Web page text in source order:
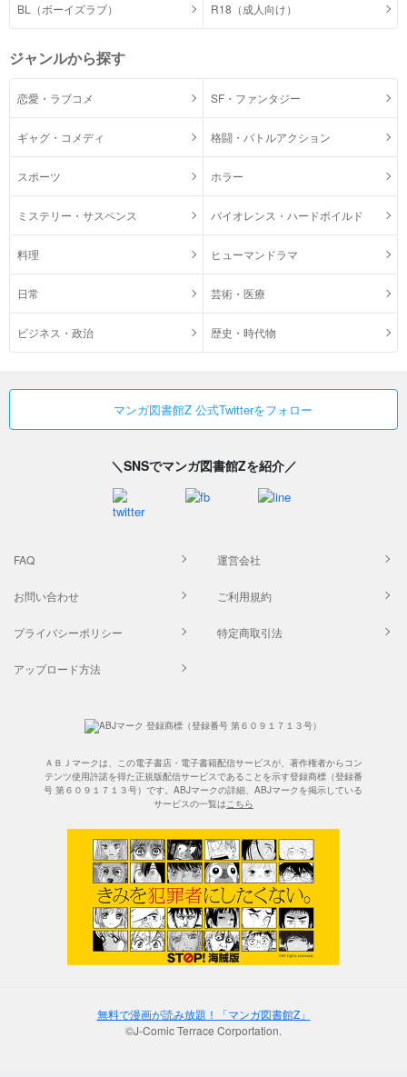
BL（ボーイズラブ） R18（成人向け）
ジャンルから探す
恋愛・ラブコメ SF・ファンタジー
ギャグ・コメディ 格闘・バトルアクション
スポーツ ホラー
ミステリー・サスペンス バイオレンス・ハードボイルド
料理 ヒューマンドラマ
日常 芸術・医療
ビジネス・政治 歴史・時代物
マンガ図書館Z 公式Twitterをフォロー
＼SNSでマンガ図書館Zを紹介／
FAQ 運営会社
お問い合わせ ご利用規約
プライバシーポリシー 特定商取引法
アップロード方法
ＡＢＪマークは、この電子書店・電子書籍配信サービスが、著作権者からコン
テンツ使用許諾を得た正規版配信サービスであることを示す登録商標（登録番
号 第６０９１７１３号）です。ABJマークの詳細、ABJマークを掲示している
サービスの一覧はこちら
無料で漫画が読み放題！「マンガ図書館Z」
©J-Comic Terrace Corportation.